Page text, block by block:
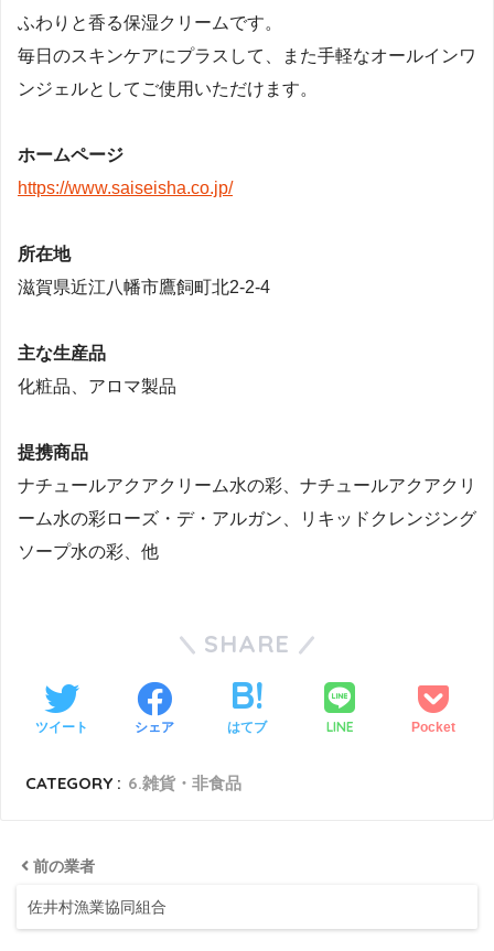
ふわりと香る保湿クリームです。
毎日のスキンケアにプラスして、また手軽なオールインワ
ンジェルとしてご使用いただけます。
ホームページ
https://www.saiseisha.co.jp/
所在地
滋賀県近江八幡市鷹飼町北2-2-4
主な生産品
化粧品、アロマ製品
提携商品
ナチュールアクアクリーム水の彩、ナチュールアクアクリ
ーム水の彩ローズ・デ・アルガン、リキッドクレンジング
ソープ水の彩、他
SHARE
ツイート シェア はてブ LINE Pocket
CATEGORY : 6.雑貨・非食品
前の業者
佐井村漁業協同組合